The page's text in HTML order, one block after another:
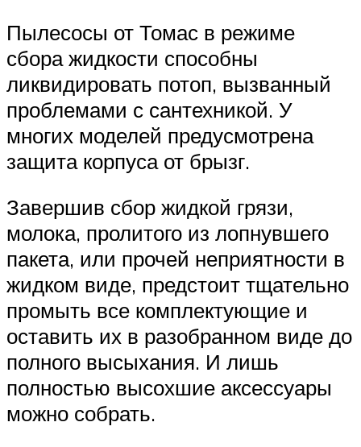
Пылесосы от Томас в режиме
сбора жидкости способны
ликвидировать потоп, вызванный
проблемами с сантехникой. У
многих моделей предусмотрена
защита корпуса от брызг.
Завершив сбор жидкой грязи,
молока, пролитого из лопнувшего
пакета, или прочей неприятности в
жидком виде, предстоит тщательно
промыть все комплектующие и
оставить их в разобранном виде до
полного высыхания. И лишь
полностью высохшие аксессуары
можно собрать.